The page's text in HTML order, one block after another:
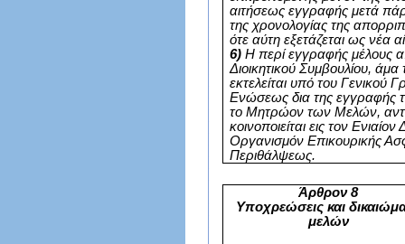
αιτήσεως εγγραφής μετά
της χρονολογίας της
ότε αύτη εξετάζεται ως νέα
6) Η περί εγγραφής μέλους
Διοικητικού Συμβουλίου, άμα
εκτελείται υπό του Γενικού
Ενώσεως δια της εγγραφής
το Μητρώον των Μελών,
κοινοποιείται εις τον
Οργανισμόν Επικουρικής
Περιθάλψεως.
Άρθρον 8
Υποχρεώσεις και
μελών